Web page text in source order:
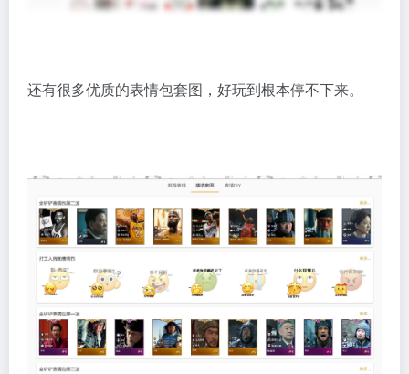
还有很多优质的表情包套图，好玩到根本停不下来。